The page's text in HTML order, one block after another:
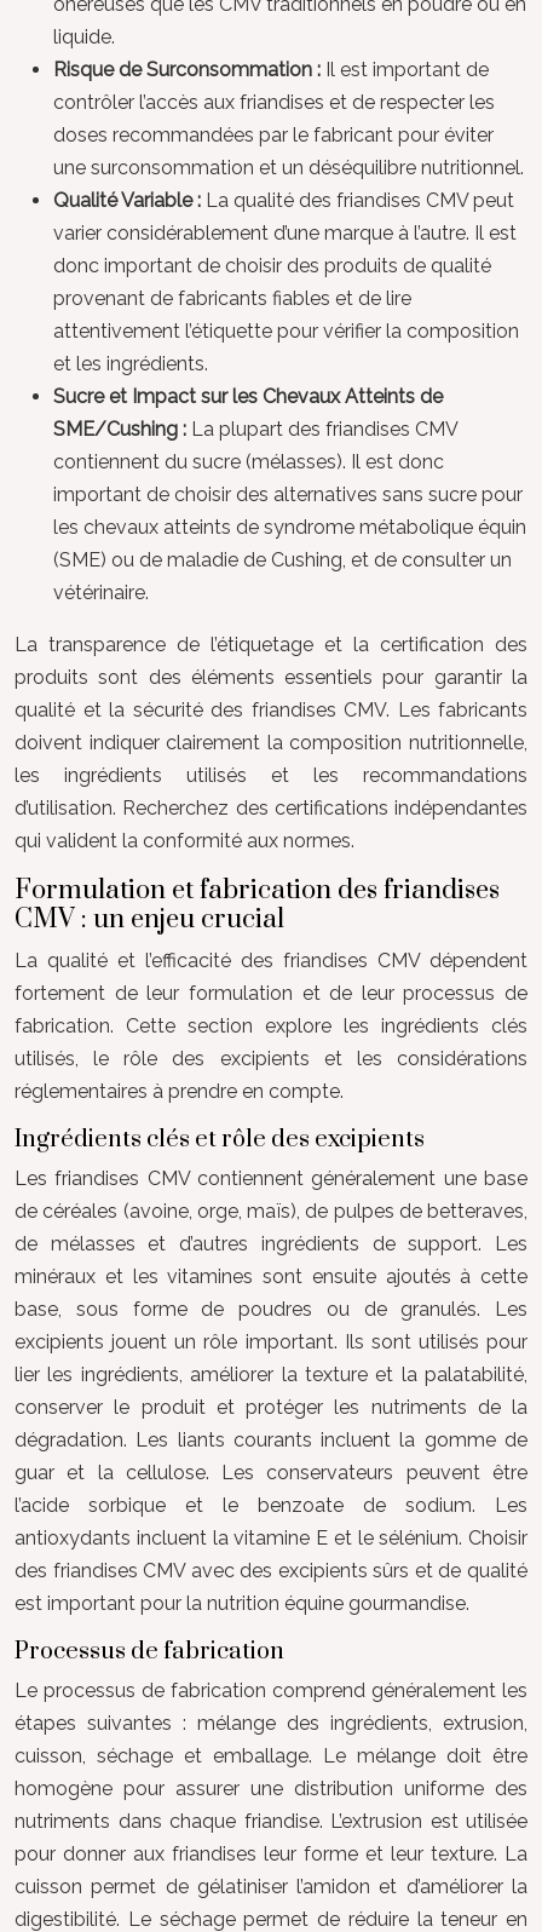
liquide.
Risque de Surconsommation : Il est important de
contrôler l’accès aux friandises et de respecter les
doses recommandées par le fabricant pour éviter
une surconsommation et un déséquilibre nutritionnel.
Qualité Variable : La qualité des friandises CMV peut
varier considérablement d’une marque à l’autre. Il est
donc important de choisir des produits de qualité
provenant de fabricants fiables et de lire
attentivement l’étiquette pour vérifier la composition
et les ingrédients.
Sucre et Impact sur les Chevaux Atteints de
SME/Cushing : La plupart des friandises CMV
contiennent du sucre (mélasses). Il est donc
important de choisir des alternatives sans sucre pour
les chevaux atteints de syndrome métabolique équin
(SME) ou de maladie de Cushing, et de consulter un
vétérinaire.
La transparence de l’étiquetage et la certification des
produits sont des éléments essentiels pour garantir la
qualité et la sécurité des friandises CMV. Les fabricants
doivent indiquer clairement la composition nutritionnelle,
les ingrédients utilisés et les recommandations
d’utilisation. Recherchez des certifications indépendantes
qui valident la conformité aux normes.
Formulation et fabrication des friandises
CMV : un enjeu crucial
La qualité et l’efficacité des friandises CMV dépendent
fortement de leur formulation et de leur processus de
fabrication. Cette section explore les ingrédients clés
utilisés, le rôle des excipients et les considérations
réglementaires à prendre en compte.
Ingrédients clés et rôle des excipients
Les friandises CMV contiennent généralement une base
de céréales (avoine, orge, maïs), de pulpes de betteraves,
de mélasses et d’autres ingrédients de support. Les
minéraux et les vitamines sont ensuite ajoutés à cette
base, sous forme de poudres ou de granulés. Les
excipients jouent un rôle important. Ils sont utilisés pour
lier les ingrédients, améliorer la texture et la palatabilité,
conserver le produit et protéger les nutriments de la
dégradation. Les liants courants incluent la gomme de
guar et la cellulose. Les conservateurs peuvent être
l’acide sorbique et le benzoate de sodium. Les
antioxydants incluent la vitamine E et le sélénium. Choisir
des friandises CMV avec des excipients sûrs et de qualité
est important pour la nutrition équine gourmandise.
Processus de fabrication
Le processus de fabrication comprend généralement les
étapes suivantes : mélange des ingrédients, extrusion,
cuisson, séchage et emballage. Le mélange doit être
homogène pour assurer une distribution uniforme des
nutriments dans chaque friandise. L’extrusion est utilisée
pour donner aux friandises leur forme et leur texture. La
cuisson permet de gélatiniser l’amidon et d’améliorer la
digestibilité. Le séchage permet de réduire la teneur en